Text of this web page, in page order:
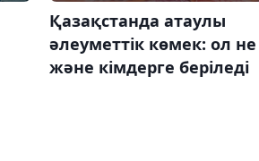
Қазақстанда атаулы
әлеуметтік көмек: ол не
және кімдерге беріледі